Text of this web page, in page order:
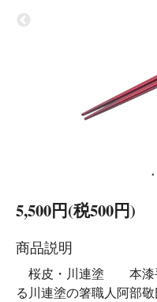
5,500円(税500円)
商品説明
桜皮・川連塗 本漆
る川連塗の箸職人阿部